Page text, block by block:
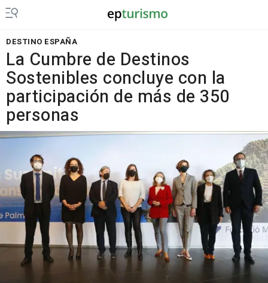
DESTINO ESPAÑA
La Cumbre de Destinos
Sostenibles concluye con la
participación de más de 350
personas